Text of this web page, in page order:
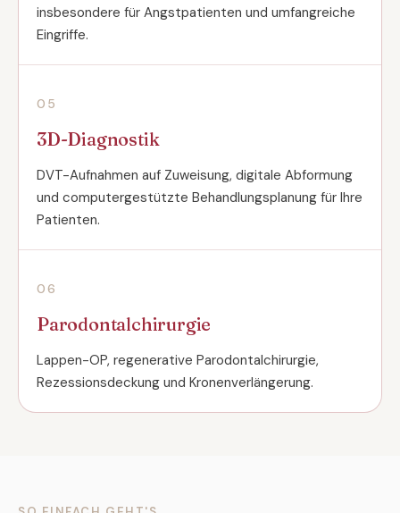
insbesondere für Angstpatienten und umfangreiche
Eingriffe.
05
3D-Diagnostik
DVT-Aufnahmen auf Zuweisung, digitale Abformung
und computergestützte Behandlungsplanung für Ihre
Patienten.
06
Parodontalchirurgie
Lappen-OP, regenerative Parodontalchirurgie,
Rezessionsdeckung und Kronenverlängerung.